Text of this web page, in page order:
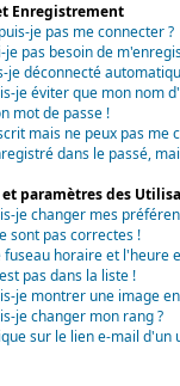
Enregistrement
je pas me connecter ?
je pas besoin de
je déconnecté
je éviter que mon nom
mot de passe !
mais ne peux pas me
dans le passé,
et paramètres des
je changer mes
sont pas correctes !
fuseau horaire et l'heure
pas dans la liste !
je montrer une image
je changer mon rang ?
sur le lien e-mail